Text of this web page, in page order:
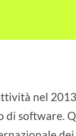
nel
di software.